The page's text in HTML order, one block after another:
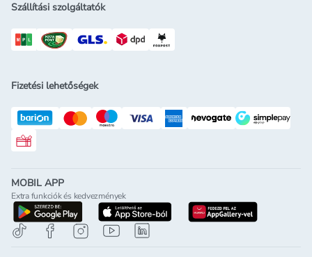
Szállítási szolgáltatók
Fizetési lehetőségek
Rossmann ajándékkártya
MOBIL APP
Extra funkciók és kedvezmények
letöltés a google-play-rölletöltés az app-store-ból
letöltés